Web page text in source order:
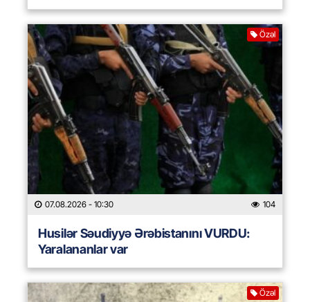
Özəl
07.08.2026 - 10:30 104
Husilər Səudiyyə Ərəbistanını VURDU:
Yaralananlar var
Özəl